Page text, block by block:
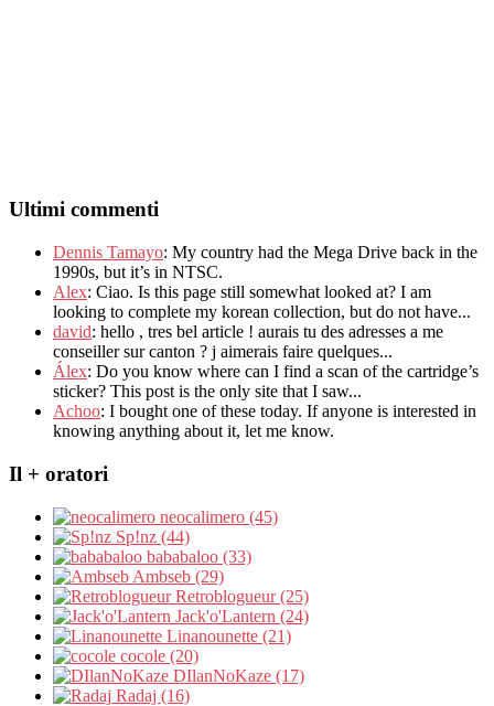
Ultimi commenti
Dennis Tamayo: My country had the Mega Drive back in the
1990s, but it’s in NTSC.
Alex: Ciao. Is this page still somewhat looked at? I am
looking to complete my korean collection, but do not have...
david: hello , tres bel article ! aurais tu des adresses a me
conseiller sur canton ? j aimerais faire quelques...
Álex: Do you know where can I find a scan of the cartridge’s
sticker? This post is the only site that I saw...
Achoo: I bought one of these today. If anyone is interested in
knowing anything about it, let me know.
Il + oratori
neocalimero (45)
Sp!nz (44)
bababaloo (33)
Ambseb (29)
Retroblogueur (25)
Jack'o'Lantern (24)
Linanounette (21)
cocole (20)
DIlanNoKaze (17)
Radaj (16)